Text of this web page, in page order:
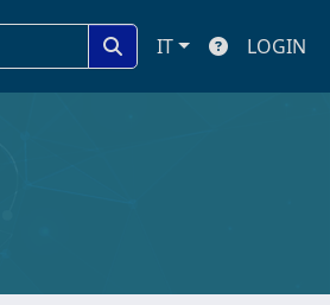
IT LOGIN